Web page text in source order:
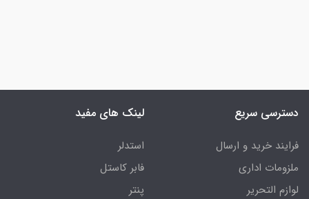
دسترسی سریع
فرایند خرید و ارسال
ملزومات اداری
لوازم التحریر
لینک های مفید
استدلر
فابر کاستل
پنتر